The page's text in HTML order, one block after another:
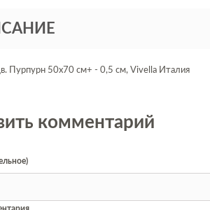
Пурпурн 50х70 см+ - 0,5 см, Vivella Италия
комментарий